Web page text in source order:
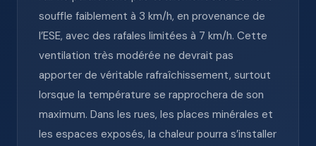
souffle faiblement à 3 km/h, en provenance de
l’ESE, avec des rafales limitées à 7 km/h. Cette
ventilation très modérée ne devrait pas
apporter de véritable rafraîchissement, surtout
lorsque la température se rapprochera de son
maximum. Dans les rues, les places minérales et
les espaces exposés, la chaleur pourra s’installer